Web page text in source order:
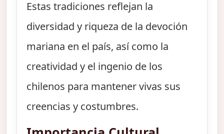
Estas tradiciones reflejan la
diversidad y riqueza de la devoción
mariana en el país, así como la
creatividad y el ingenio de los
chilenos para mantener vivas sus
creencias y costumbres.